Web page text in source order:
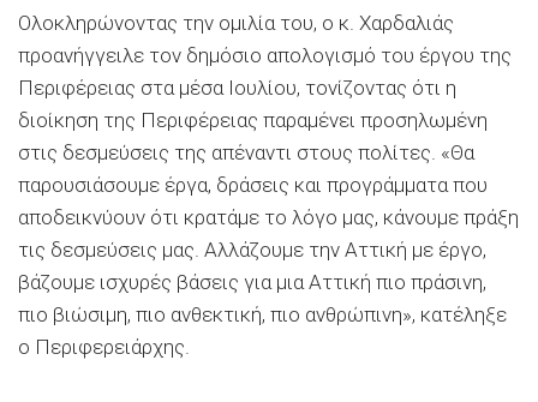
Ολοκληρώνοντας την ομιλία του, ο κ. Χαρδαλιάς
προανήγγειλε τον δημόσιο απολογισμό του έργου της
Περιφέρειας στα μέσα Ιουλίου, τονίζοντας ότι η
διοίκηση της Περιφέρειας παραμένει προσηλωμένη
στις δεσμεύσεις της απέναντι στους πολίτες. «Θα
παρουσιάσουμε έργα, δράσεις και προγράμματα που
αποδεικνύουν ότι κρατάμε το λόγο μας, κάνουμε πράξη
τις δεσμεύσεις μας. Αλλάζουμε την Αττική με έργο,
βάζουμε ισχυρές βάσεις για μια Αττική πιο πράσινη,
πιο βιώσιμη, πιο ανθεκτική, πιο ανθρώπινη», κατέληξε
ο Περιφερειάρχης.